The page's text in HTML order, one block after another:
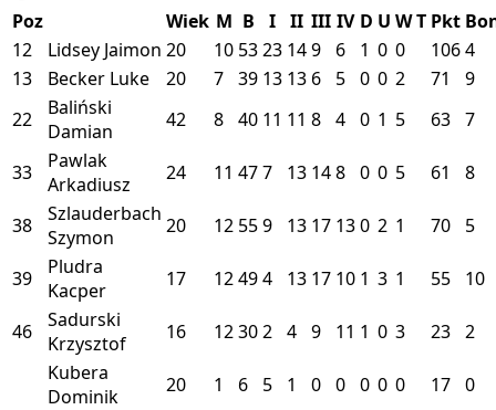
Poz Wiek M B I II III IV D U WT Pkt
12
Lidsey Jaimon 20 10 5323 149 6 1 0 0 1064
13
Becker Luke 20 7 39 13 13 6 5 0 0 2 71
9
22
Baliński
Damian
42 8 40 11 11 8 4 0 1 5 63 7
33
Pawlak
Arkadiusz
24 11 477 13 148 0 0 5 61 8
38
Szlauderbach
Szymon
20 12 559 13 17 130 2 1 70 5
39
Pludra
Kacper
17 12494 13 17 10 1 3 1 55 10
46
Sadurski
Krzysztof
16 12302 4 9 11 1 0 3 23 2
Kubera
Dominik
20 1 6 5 1 0 0 0 0 0 17 0